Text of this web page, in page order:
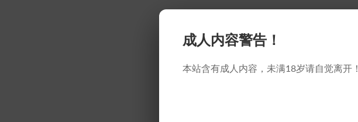
成人内容警告！
本站含有成人内容，未满18岁请自觉离开！